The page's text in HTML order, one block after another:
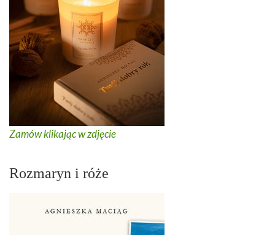
Zamów klikając w zdjęcie
Rozmaryn i róże